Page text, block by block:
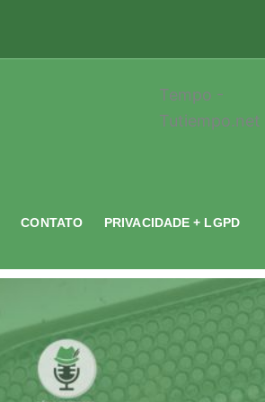
Tempo -
Tutiempo.net
CONTATO PRIVACIDADE + LGPD